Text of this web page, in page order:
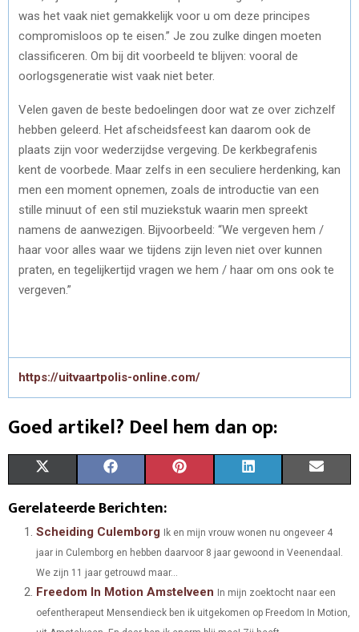
was het vaak niet gemakkelijk voor u om deze principes
compromisloos op te eisen.” Je zou zulke dingen moeten
classificeren. Om bij dit voorbeeld te blijven: vooral de
oorlogsgeneratie wist vaak niet beter.
Velen gaven de beste bedoelingen door wat ze over zichzelf
hebben geleerd. Het afscheidsfeest kan daarom ook de
plaats zijn voor wederzijdse vergeving. De kerkbegrafenis
kent de voorbede. Maar zelfs in een seculiere herdenking, kan
men een moment opnemen, zoals de introductie van een
stille minuut of een stil muziekstuk waarin men spreekt
namens de aanwezigen. Bijvoorbeeld: “We vergeven hem /
haar voor alles waar we tijdens zijn leven niet over kunnen
praten, en tegelijkertijd vragen we hem / haar om ons ook te
vergeven.”
https://uitvaartpolis-online.com/
Goed artikel? Deel hem dan op:
R
O
T
W
T
R
O
C
E
B
O
A
R
O
N
T
R
R
O
K
D
A
R
O
A
I
Gerelateerde Berichten:
Scheiding Culemborg Ik en mijn vrouw wonen nu ongeveer 4
jaar in Culemborg en hebben daarvoor 8 jaar gewoond in Veenendaal.
We zijn 11 jaar getrouwd maar...
Freedom In Motion Amstelveen In mijn zoektocht naar een
oefentherapeut Mensendieck ben ik uitgekomen op Freedom In Motion,